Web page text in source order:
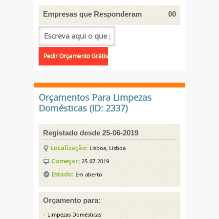
Empresas que Responderam 00
Orçamentos Para Limpezas
Domésticas (ID: 2337)
Registado desde 25-06-2019
Localização: Lisboa, Lisboa
Começar: 25-07-2019
Estado: Em aberto
Orçamento para:
Limpezas Domésticas